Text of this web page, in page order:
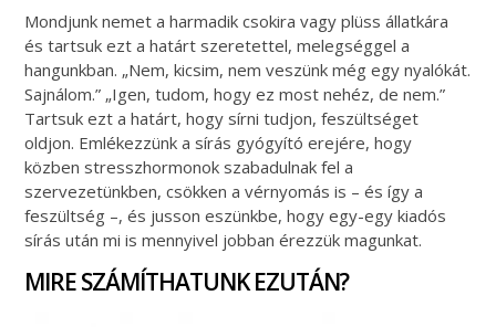
Mondjunk nemet a harmadik csokira vagy plüss állatkára
és tartsuk ezt a határt szeretettel, melegséggel a
hangunkban. „Nem, kicsim, nem veszünk még egy nyalókát.
Sajnálom.” „Igen, tudom, hogy ez most nehéz, de nem.”
Tartsuk ezt a határt, hogy sírni tudjon, feszültséget
oldjon. Emlékezzünk a sírás gyógyító erejére, hogy
közben stresszhormonok szabadulnak fel a
szervezetünkben, csökken a vérnyomás is – és így a
feszültség –, és jusson eszünkbe, hogy egy-egy kiadós
sírás után mi is mennyivel jobban érezzük magunkat.
MIRE SZÁMÍTHATUNK EZUTÁN?